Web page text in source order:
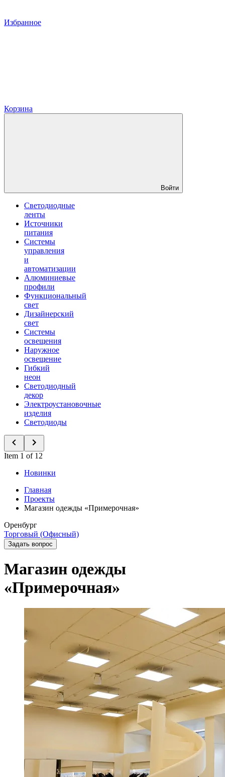
Избранное
Корзина
Войти
Светодиодные
ленты
Источники
питания
Системы
управления
и
автоматизации
Алюминиевые
профили
Функциональный
свет
Дизайнерский
свет
Системы
освещения
Наружное
освещение
Гибкий
неон
Светодиодный
декор
Электроустановочные
изделия
Светодиоды
Item 1 of 12
Новинки
Главная
Проекты
Магазин одежды «Примерочная»
Оренбург
Торговый (Офисный)
Задать вопрос
Магазин одежды
«Примерочная»